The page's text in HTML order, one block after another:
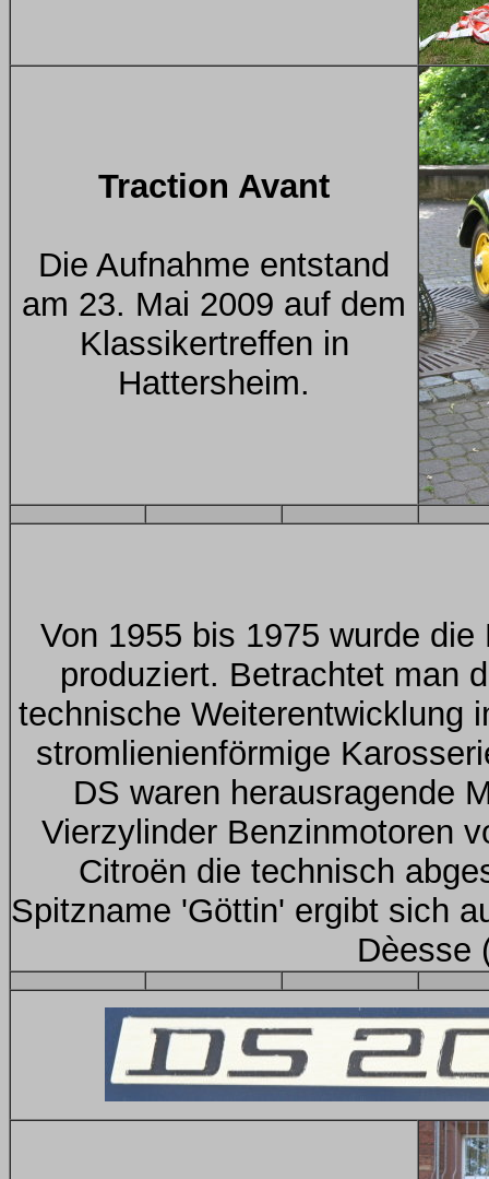
Traction Avant
Die Aufnahme entstand
am 23. Mai 2009 auf dem
Klassikertreffen in
Hattersheim.
Von 1955 bis 1975 wurde
produziert. Betrachtet man
technische Weiterentwicklung
stromlienienförmige
DS waren herausragende
Vierzylinder Benzinmotoren
Citroën die technisch
Spitzname 'Göttin' ergibt sich
Dèesse